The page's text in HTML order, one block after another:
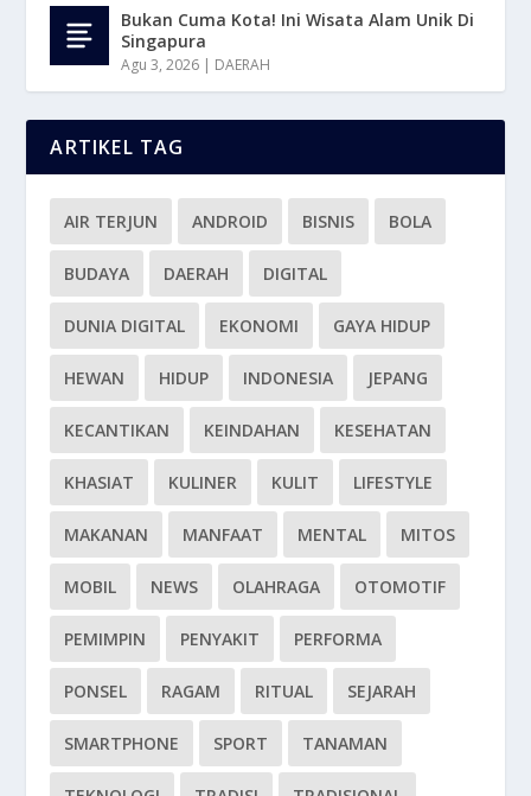
Bukan Cuma Kota! Ini Wisata Alam Unik Di
Singapura
Agu 3, 2026 | DAERAH
ARTIKEL TAG
AIR TERJUN ANDROID BISNIS BOLA
BUDAYA DAERAH DIGITAL
DUNIA DIGITAL EKONOMI GAYA HIDUP
HEWAN HIDUP INDONESIA JEPANG
KECANTIKAN KEINDAHAN KESEHATAN
KHASIAT KULINER KULIT LIFESTYLE
MAKANAN MANFAAT MENTAL MITOS
MOBIL NEWS OLAHRAGA OTOMOTIF
PEMIMPIN PENYAKIT PERFORMA
PONSEL RAGAM RITUAL SEJARAH
SMARTPHONE SPORT TANAMAN